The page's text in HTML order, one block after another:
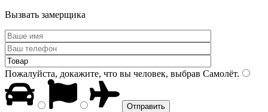
Вызвать замерщика
Пожалуйста, докажите, что вы человек, выбрав Самолёт.